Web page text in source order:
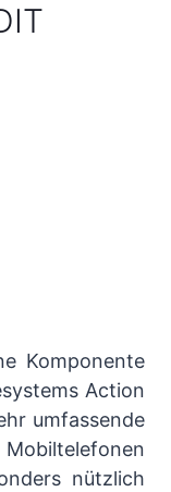
Komponente
Action
umfassende
nützlich